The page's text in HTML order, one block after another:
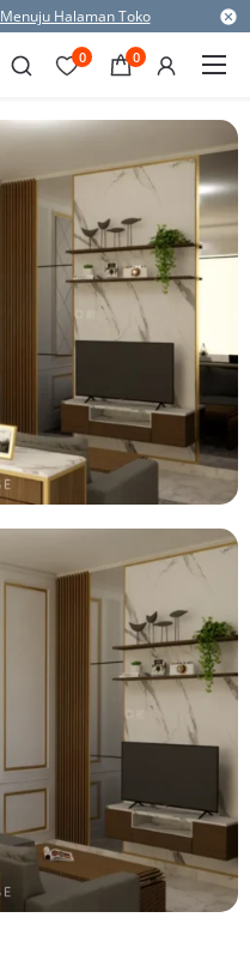
Menuju Halaman Toko
0 0